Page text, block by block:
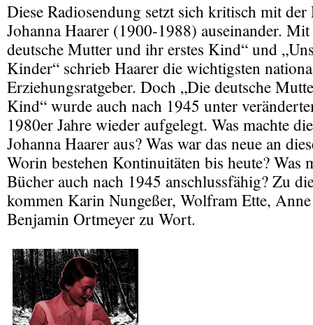
Diese Radiosendung setzt sich kritisch mit
Johanna Haarer (1900-1988) auseinander.
deutsche Mutter und ihr erstes Kind“ und
Kinder“ schrieb Haarer die wichtigsten
Erziehungsratgeber. Doch „Die deutsche
Kind“ wurde auch nach 1945 unter
1980er Jahre wieder aufgelegt. Was machte
Johanna Haarer aus? Was war das neue an
Worin bestehen Kontinuitäten bis heute? Was
Bücher auch nach 1945 anschlussfähig? Zu
kommen Karin Nungeßer, Wolfram Ette,
Benjamin Ortmeyer zu Wort.